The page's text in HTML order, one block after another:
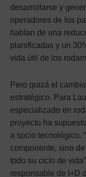
desarrollarse y
operadores de los
hablan de una
planificadas y un
vida útil de los
Pero quizá el
estratégico. Para
especializado en
proyecto ha
a socio tecnológico.
componente, sino
todo su ciclo de
responsable de I+D